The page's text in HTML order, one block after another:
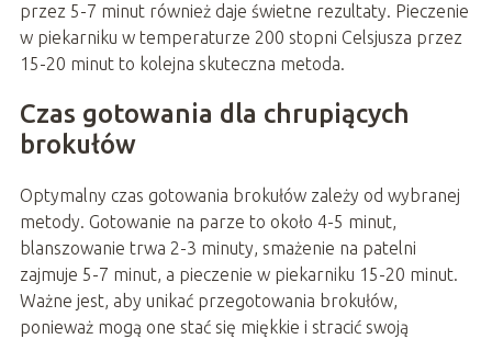
przez 5-7 minut również daje świetne rezultaty. Pieczenie
w piekarniku w temperaturze 200 stopni Celsjusza przez
15-20 minut to kolejna skuteczna metoda.
Czas gotowania dla chrupiących
brokułów
Optymalny czas gotowania brokułów zależy od wybranej
metody. Gotowanie na parze to około 4-5 minut,
blanszowanie trwa 2-3 minuty, smażenie na patelni
zajmuje 5-7 minut, a pieczenie w piekarniku 15-20 minut.
Ważne jest, aby unikać przegotowania brokułów,
ponieważ mogą one stać się miękkie i stracić swoją